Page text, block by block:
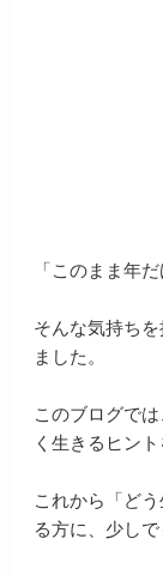
「このまま年
そんな気持ち
ました。
このブログで
く生きるヒン
これから「ど
る方に、少しで